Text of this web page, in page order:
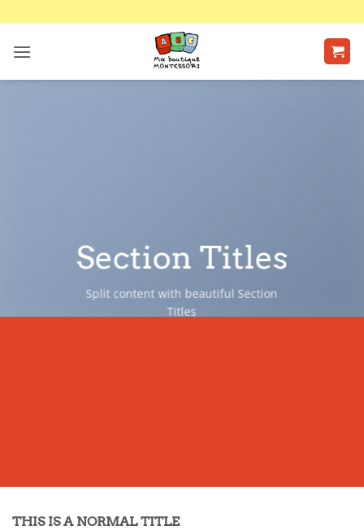
contenu
Section Titles
Split content with beautiful Section
Titles
THIS IS A NORMAL TITLE